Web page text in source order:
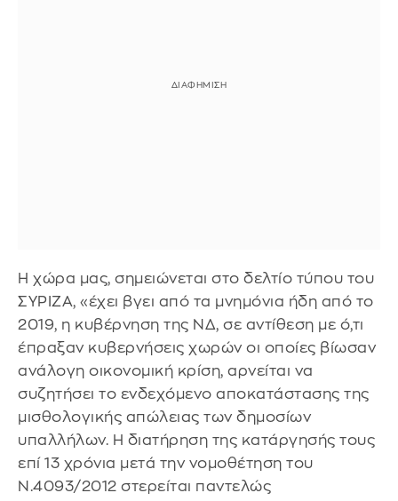
Η χώρα μας, σημειώνεται στο δελτίο τύπου του
ΣΥΡΙΖΑ, «έχει βγει από τα μνημόνια ήδη από το
2019, η κυβέρνηση της ΝΔ, σε αντίθεση με ό,τι
έπραξαν κυβερνήσεις χωρών οι οποίες βίωσαν
ανάλογη οικονομική κρίση, αρνείται να
συζητήσει το ενδεχόμενο αποκατάστασης της
μισθολογικής απώλειας των δημοσίων
υπαλλήλων. Η διατήρηση της κατάργησής τους
επί 13 χρόνια μετά την νομοθέτηση του
Ν.4093/2012 στερείται παντελώς